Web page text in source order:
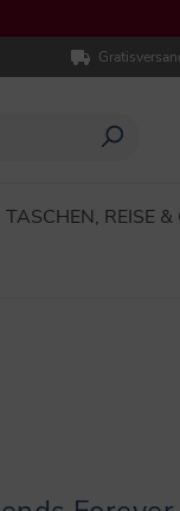
TASCHEN, REISE &